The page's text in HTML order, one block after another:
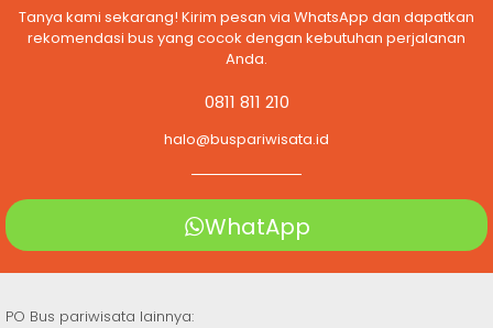
Tanya kami sekarang! Kirim pesan via WhatsApp dan dapatkan
rekomendasi bus yang cocok dengan kebutuhan perjalanan
Anda.
0811 811 210
halo@buspariwisata.id
WhatApp
PO Bus pariwisata lainnya: